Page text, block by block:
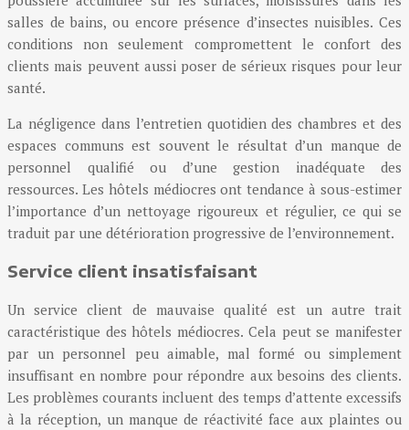
salles de bains, ou encore présence d’insectes nuisibles. Ces
conditions non seulement compromettent le confort des
clients mais peuvent aussi poser de sérieux risques pour leur
santé.
La négligence dans l’entretien quotidien des chambres et des
espaces communs est souvent le résultat d’un manque de
personnel qualifié ou d’une gestion inadéquate des
ressources. Les hôtels médiocres ont tendance à sous-estimer
l’importance d’un nettoyage rigoureux et régulier, ce qui se
traduit par une détérioration progressive de l’environnement.
Service client insatisfaisant
Un service client de mauvaise qualité est un autre trait
caractéristique des hôtels médiocres. Cela peut se manifester
par un personnel peu aimable, mal formé ou simplement
insuffisant en nombre pour répondre aux besoins des clients.
Les problèmes courants incluent des temps d’attente excessifs
à la réception, un manque de réactivité face aux plaintes ou